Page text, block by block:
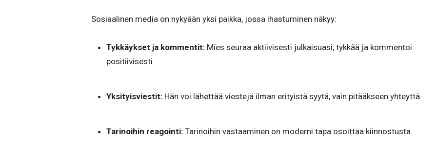
Sosiaalinen media on nykyään yksi paikka, jossa ihastuminen näkyy:
Tykkäykset ja kommentit:Mies seuraa aktiivisesti julkaisuasi, tykkää ja kommentoi
positiivisesti.
Yksityisviestit:Hän voi lähettää viestejä ilman erityistä syytä, vain pitääkseen yhteyttä.
Tarinoihin reagointi:Tarinoihin vastaaminen on moderni tapa osoittaa kiinnostusta.